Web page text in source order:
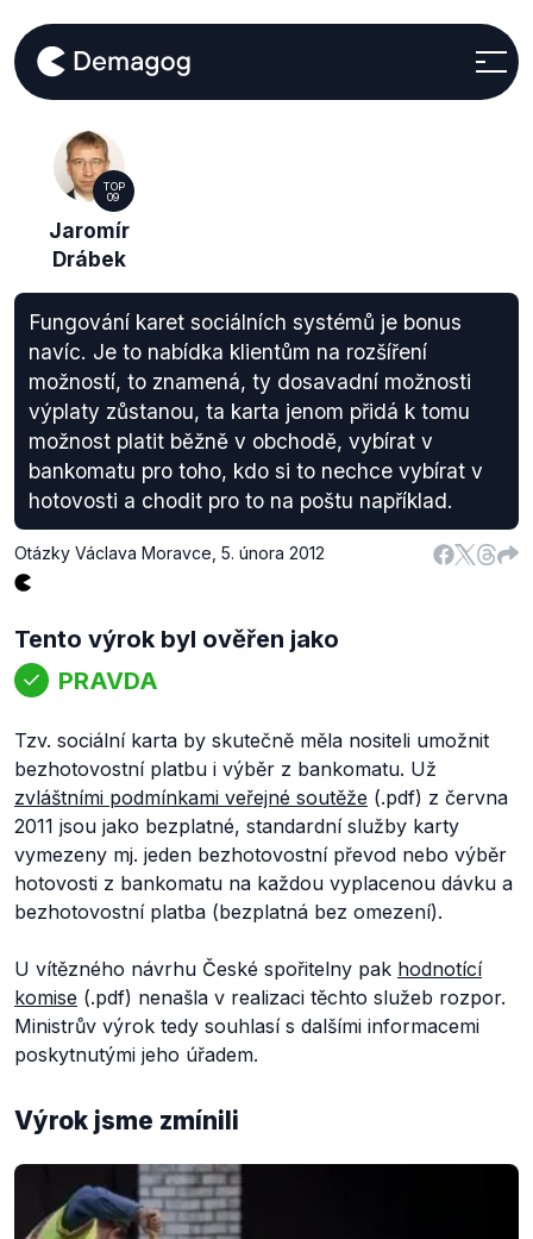
TOP
09
Jaromír
Drábek
Fungování karet sociálních systémů je bonus
navíc. Je to nabídka klientům na rozšíření
možností, to znamená, ty dosavadní možnosti
výplaty zůstanou, ta karta jenom přidá k tomu
možnost platit běžně v obchodě, vybírat v
bankomatu pro toho, kdo si to nechce vybírat v
hotovosti a chodit pro to na poštu například.
Otázky Václava Moravce 5. února 2012
Tento výrok byl ověřen jako
PRAVDA
Tzv. sociální karta by skutečně měla nositeli umožnit
bezhotovostní platbu i výběr z bankomatu. Už
zvláštními podmínkami veřejné soutěže (.pdf) z června
2011 jsou jako bezplatné, standardní služby karty
vymezeny mj. jeden bezhotovostní převod nebo výběr
hotovosti z bankomatu na každou vyplacenou dávku a
bezhotovostní platba (bezplatná bez omezení).
U vítězného návrhu České spořitelny pak hodnotící
komise (.pdf) nenašla v realizaci těchto služeb rozpor.
Ministrův výrok tedy souhlasí s dalšími informacemi
poskytnutými jeho úřadem.
Výrok jsme zmínili